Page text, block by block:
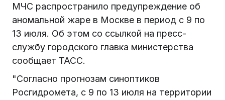
МЧС распространило предупреждение об
аномальной жаре в Москве в период с 9 по
13 июля. Об этом со ссылкой на пресс-
службу городского главка министерства
сообщает ТАСС.
"Согласно прогнозам синоптиков
Росгидромета, с 9 по 13 июля на территории